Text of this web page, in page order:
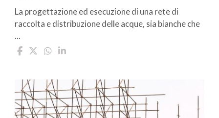
La progettazione ed esecuzione di una rete di
raccolta e distribuzione delle acque, sia bianche che
...